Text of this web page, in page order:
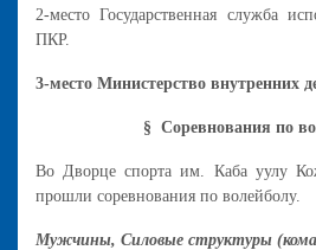
2-место Государственная служба
ПКР.
3-место Министерство внутренних
§ Соревнования по
Во Дворце спорта им. Каба уулу
прошли соревнования по волейболу.
Мужчины, Силовые структуры